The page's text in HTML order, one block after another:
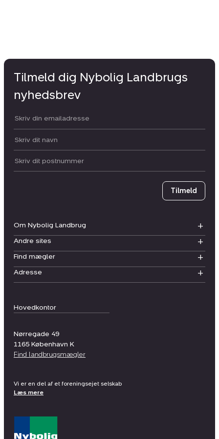
Hovedkontor
Nørregade 49
1165 København K
Find landbrugsmægler
Om Nybolig Landbrug
Andre sites
Find mægler
Adresse
Tilmeld dig Nybolig Landbrugs
nyhedsbrev
Din email:
Dit navn:
Postnummer
Tilmeld
Vi er en del af et foreningsejet selskab
Læs mere